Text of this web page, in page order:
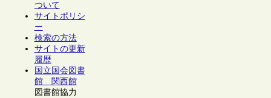
ついて
サイトポリシ
ー
検索の方法
サイトの更新
履歴
国立国会図書
館 関西館
図書館協力